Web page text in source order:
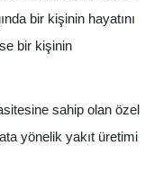
bir kişinin hayatını
bir kişinin
sahip olan özel
yönelik yakıt üretimi